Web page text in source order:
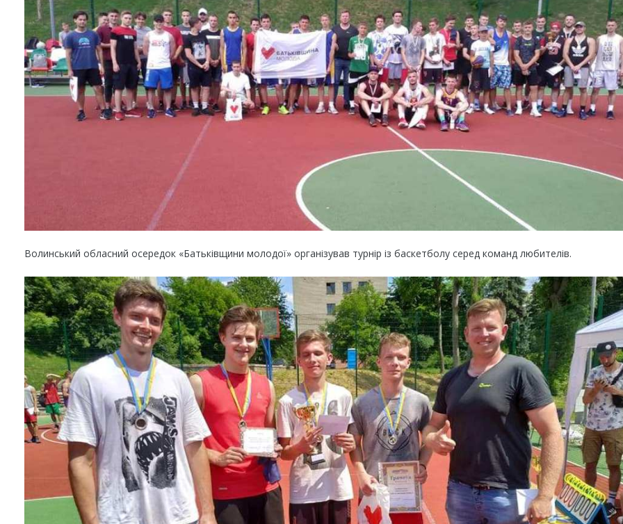
Волинський обласний осередок «Батьківщини молодої» організував турнір із баскетболу серед команд любителів.